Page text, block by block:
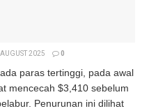
2025 0
paras tertinggi, pada awal
mencecah $3,410 sebelum
Penurunan ini dilihat